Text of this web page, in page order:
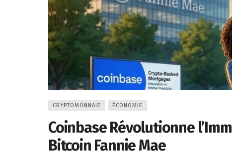
CRYPTOMONNAIE ÉCONOMIE
Coinbase Révolutionne
Bitcoin Fannie Mae